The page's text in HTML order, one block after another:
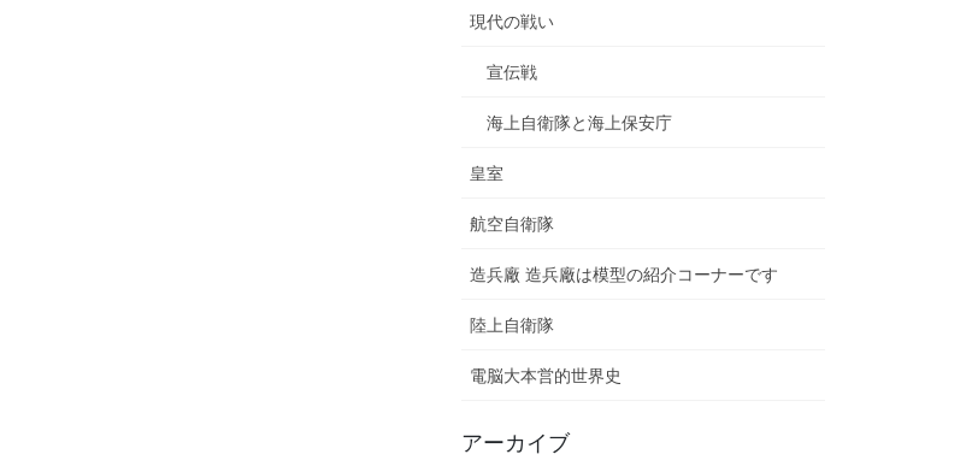
現代の戦い
宣伝戦
海上自衛隊と海上保安庁
皇室
航空自衛隊
造兵廠 造兵廠は模型の紹介コーナーです
陸上自衛隊
電脳大本営的世界史
アーカイブ